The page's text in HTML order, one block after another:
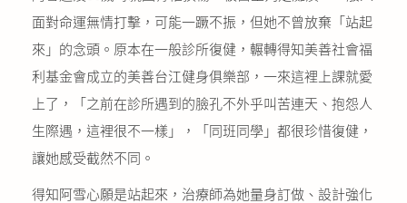
面對命運無情打擊，可能一蹶不振，但她不曾放棄「站起
來」的念頭。原本在一般診所復健，輾轉得知美善社會福
利基金會成立的美善台江健身俱樂部，一來這裡上課就愛
上了，「之前在診所遇到的臉孔不外乎叫苦連天、抱怨人
生際遇，這裡很不一樣」，「同班同學」都很珍惜復健，
讓她感受截然不同。
得知阿雪心願是站起來，治療師為她量身訂做、設計強化